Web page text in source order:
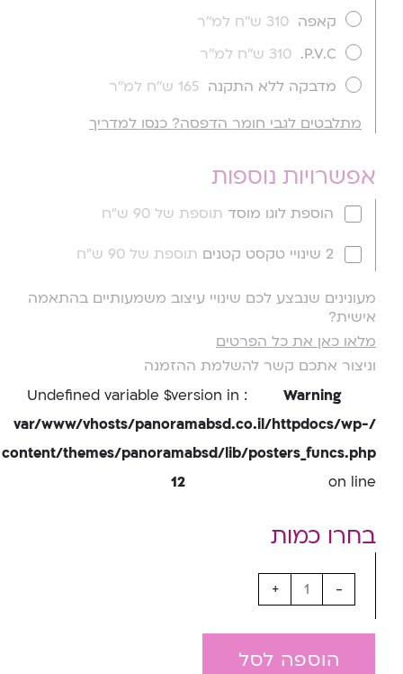
קאפה 310 ש''ח למ''ר
P.V.C.
310 ש''ח למ''ר
מדבקה ללא התקנה 165 ש''ח למ''ר
מתלבטים לגבי חומר הדפסה? כנסו למדריך
אפשרויות נוספות
הוספת לוגו מוסד תוספת של 90 ש"ח
2 שינויי טקסט קטנים תוספת של 90 ש"ח
מעונינים שנבצע לכם שינויי עיצוב משמעותיים בהתאמה
אישית?
מלאו כאן את כל הפרטים
וניצור אתכם קשר להשלמת ההזמנה
Warning
: Undefined variable $version in
/var/www/vhosts/panoramabsd.co.il/httpdocs/wp-
content/themes/panoramabsd/lib/posters_funcs.php
on line
12
-
+
הוספה לסל